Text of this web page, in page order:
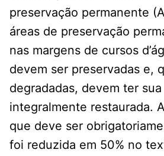
preservação permanente
áreas de preservação
nas margens de cursos
devem ser preservadas e,
degradadas, devem ter
integralmente restaurada.
que deve ser
foi reduzida em 50% no